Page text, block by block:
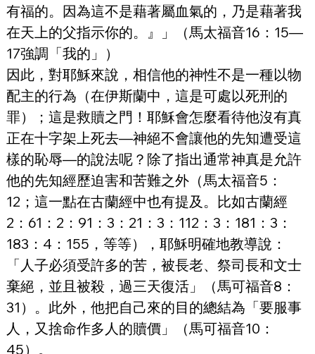
有福的。因為這不是藉著屬血氣的，乃是藉著我
在天上的父指示你的。』」（馬太福音16：15—
17強調「我的」）
因此，對耶穌來說，相信他的神性不是一種以物
配主的行為（在伊斯蘭中，這是可處以死刑的
罪）；這是救贖之門！耶穌會怎麼看待他沒有真
正在十字架上死去—神絕不會讓他的先知遭受這
樣的恥辱—的說法呢？除了指出通常神真是允許
他的先知經歷迫害和苦難之外（馬太福音5：
12；這一點在古蘭經中也有提及。比如古蘭經
2：61：2：91：3：21：3：112：3：181：3：
183：4：155，等等），耶穌明確地教導說：
「人子必須受許多的苦，被長老、祭司長和文士
棄絕，並且被殺，過三天復活」（馬可福音8：
31）。此外，他把自己來的目的總結為「要服事
人，又捨命作多人的贖價」（馬可福音10：
45）。